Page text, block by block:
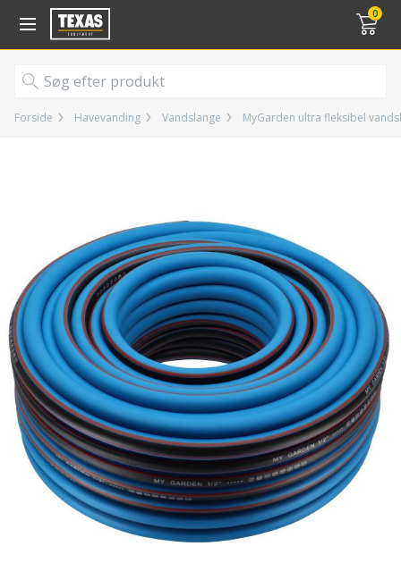
0
Gå til kurv (
Forside Havevanding Vandslange MyGarden ultra fleksibel